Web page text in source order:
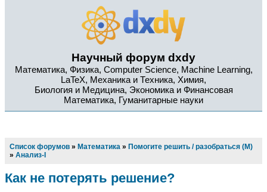
Научный форум dxdy
Математика, Физика, Computer Science, Machine Learning,
LaTeX, Механика и Техника, Химия,
Биология и Медицина, Экономика и Финансовая
Математика, Гуманитарные науки
Список форумов » Математика » Помогите решить / разобраться (М)
» Анализ-I
Как не потерять решение?